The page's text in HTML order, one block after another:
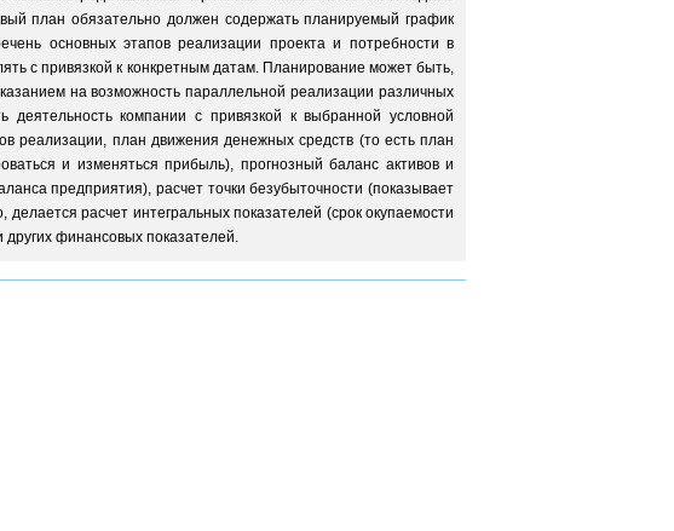
план обязательно должен содержать планируемый график
основных этапов реализации проекта и потребности в
с привязкой к конкретным датам. Планирование может быть,
на возможность параллельной реализации различных
компании с привязкой к выбранной условной
реализации, план движения денежных средств (то есть план
и изменяться прибыль), прогнозный баланс активов и
предприятия), расчет точки безубыточности (показывает
расчет интегральных показателей (срок окупаемости
финансовых показателей.